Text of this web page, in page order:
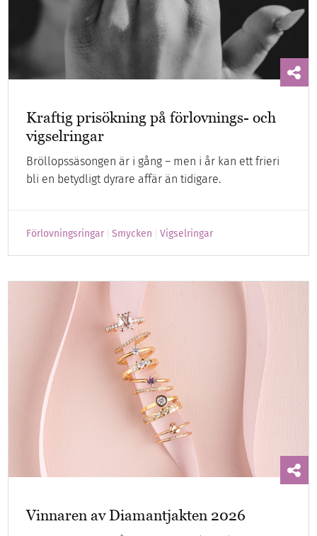
Kraftig prisökning på förlovnings- och
vigselringar
Bröllopssäsongen är i gång – men i år kan ett frieri
bli en betydligt dyrare affär än tidigare.
Förlovningsringar Smycken Vigselringar
Vinnaren av Diamantjakten 2026